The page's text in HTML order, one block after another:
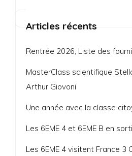
Articles récents
Rentrée 2026, Liste des
MasterClass scientifique
Arthur Giovoni
Une année avec la classe
Les 6EME 4 et 6EME B en
Les 6EME 4 visitent France 3